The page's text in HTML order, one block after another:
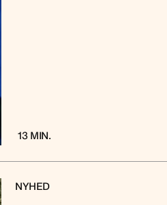
13 MIN.
NYHED